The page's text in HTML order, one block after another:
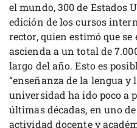
el mundo, 300 de Estados
edición de los cursos
rector, quien estimó que se
ascienda a un total de
largo del año. Esto es
“enseñanza de la lengua
universidad ha ido poco a
últimas décadas, en uno
actividad docente y